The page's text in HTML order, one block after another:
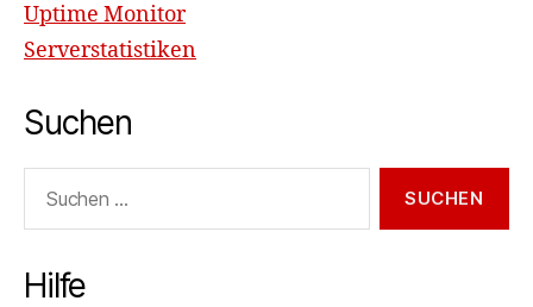
Uptime Monitor
Serverstatistiken
Suchen
nach:
Hilfe